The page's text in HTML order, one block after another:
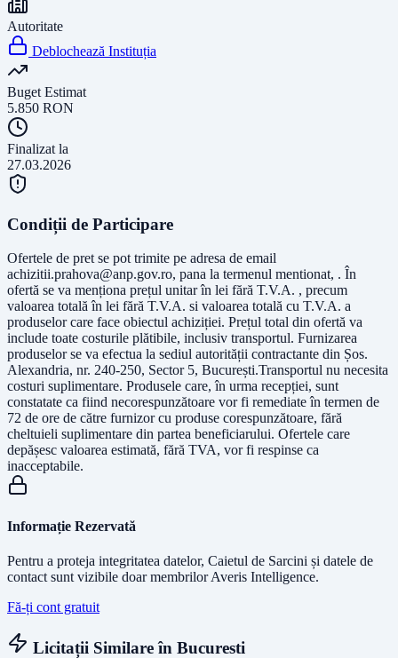
Autoritate
Deblochează Instituția
Buget Estimat
5.850 RON
Finalizat la
27.03.2026
Condiții de Participare
Ofertele de pret se pot trimite pe adresa de email
achizitii.prahova@anp.gov.ro, pana la termenul mentionat, . În
ofertă se va menționa prețul unitar în lei fără T.V.A. , precum
valoarea totală în lei fără T.V.A. si valoarea totală cu T.V.A. a
produselor care face obiectul achiziției. Prețul total din ofertă va
include toate costurile plătibile, inclusiv transportul. Furnizarea
produselor se va efectua la sediul autorității contractante din Șos.
Alexandria, nr. 240-250, Sector 5, București.Transportul nu necesita
costuri suplimentare. Produsele care, în urma recepției, sunt
constatate ca fiind necorespunzătoare vor fi remediate în termen de
72 de ore de către furnizor cu produse corespunzătoare, fără
cheltuieli suplimentare din partea beneficiarului. Ofertele care
depășesc valoarea estimată, fără TVA, vor fi respinse ca
inacceptabile.
Informație Rezervată
Pentru a proteja integritatea datelor, Caietul de Sarcini și datele de
contact sunt vizibile doar membrilor Averis Intelligence.
Fă-ți cont gratuit
Licitații Similare în Bucuresti